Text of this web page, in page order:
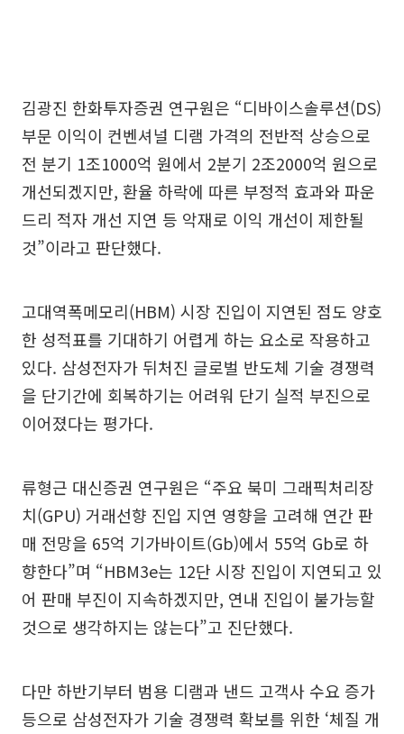
김광진 한화투자증권 연구원은 “디바이스솔루션(DS)
부문 이익이 컨벤셔널 디램 가격의 전반적 상승으로
전 분기 1조1000억 원에서 2분기 2조2000억 원으로
개선되겠지만, 환율 하락에 따른 부정적 효과와 파운
드리 적자 개선 지연 등 악재로 이익 개선이 제한될
것”이라고 판단했다.
고대역폭메모리(HBM) 시장 진입이 지연된 점도 양호
한 성적표를 기대하기 어렵게 하는 요소로 작용하고
있다. 삼성전자가 뒤처진 글로벌 반도체 기술 경쟁력
을 단기간에 회복하기는 어려워 단기 실적 부진으로
이어졌다는 평가다.
류형근 대신증권 연구원은 “주요 북미 그래픽처리장
치(GPU) 거래선향 진입 지연 영향을 고려해 연간 판
매 전망을 65억 기가바이트(Gb)에서 55억 Gb로 하
향한다”며 “HBM3e는 12단 시장 진입이 지연되고 있
어 판매 부진이 지속하겠지만, 연내 진입이 불가능할
것으로 생각하지는 않는다”고 진단했다.
다만 하반기부터 범용 디램과 낸드 고객사 수요 증가
등으로 삼성전자가 기술 경쟁력 확보를 위한 ‘체질 개